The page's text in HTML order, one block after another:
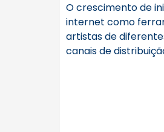
O crescimento de
internet como
artistas de
canais de